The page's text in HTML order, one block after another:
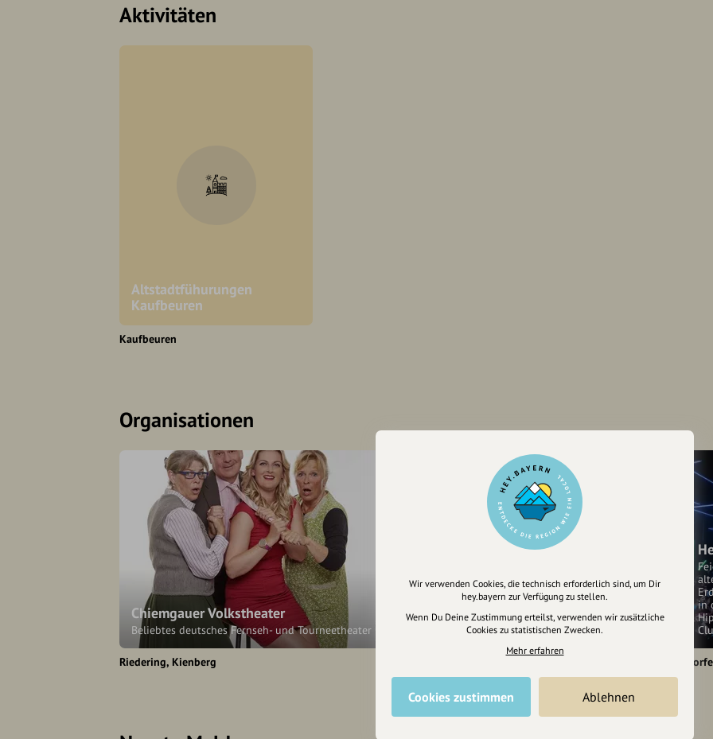
Aktivitäten
Altstadtfühurungen
Kaufbeuren
Kaufbeuren
Organisationen
Chiemgauer Volkstheater
Beliebtes deutsches Fernseh- und Tourneetheater
Riedering Kienberg
Club der Grafinger Maler
in
Wir verwenden Cookies, die technisch erforderlich sind, um Dir
hey.bayern zur Verfügung zu stellen.
Wenn Du Deine Zustimmung erteilst, verwenden wir zusätzliche
Cookies zu statistischen Zwecken.
Mehr erfahren
Cookies zustimmen Ablehnen